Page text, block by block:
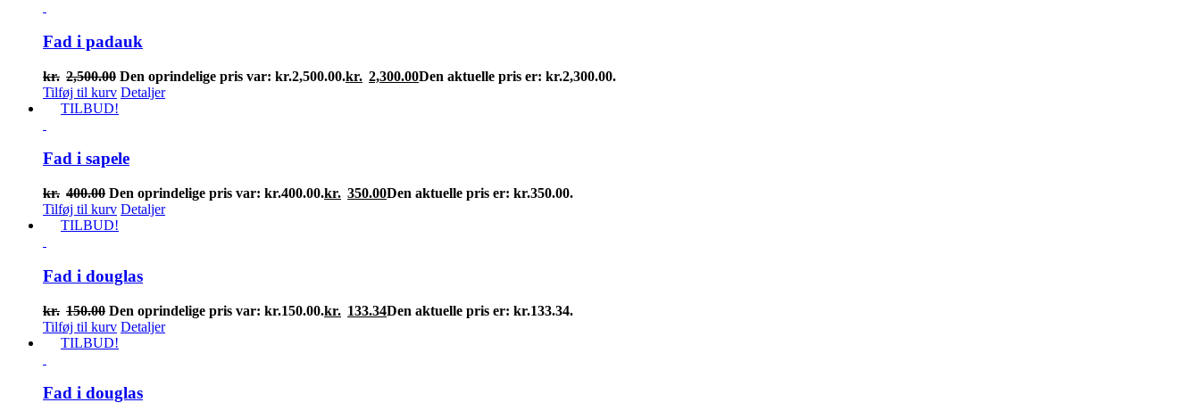
Fad i padauk
kr. 2,500.00 Den oprindelige pris var: kr.2,500.00.kr. 2,300.00Den aktuelle pris er: kr.2,300.00.
Tilføj til kurv Detaljer
TILBUD!
Fad i sapele
kr. 400.00 Den oprindelige pris var: kr.400.00.kr. 350.00Den aktuelle pris er: kr.350.00.
Tilføj til kurv Detaljer
TILBUD!
Fad i douglas
kr. 150.00 Den oprindelige pris var: kr.150.00.kr. 133.34Den aktuelle pris er: kr.133.34.
Tilføj til kurv Detaljer
TILBUD!
Fad i douglas